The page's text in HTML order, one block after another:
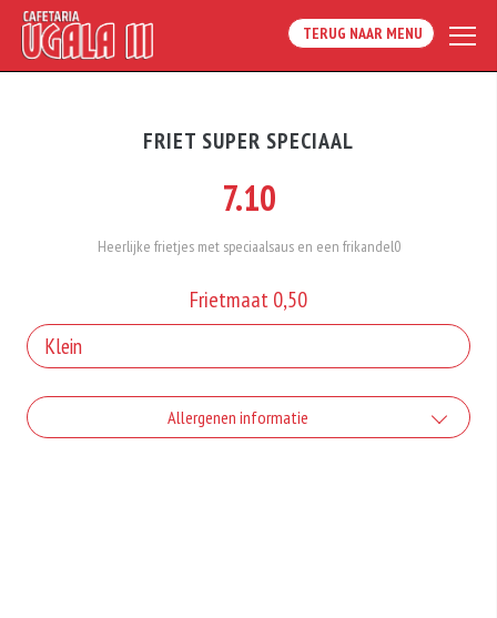
TERUG NAAR MENU
FRIET SUPER SPECIAAL
7.10
Heerlijke frietjes met speciaalsaus en een frikandel0
Frietmaat 0,50
Allergenen informatie